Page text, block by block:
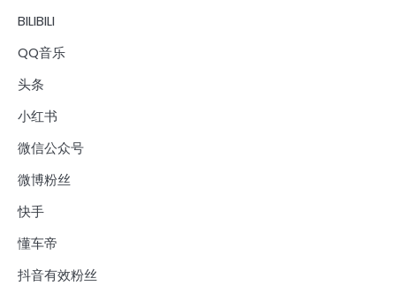
BILIBILI
QQ音乐
头条
小红书
微信公众号
微博粉丝
快手
懂车帝
抖音有效粉丝